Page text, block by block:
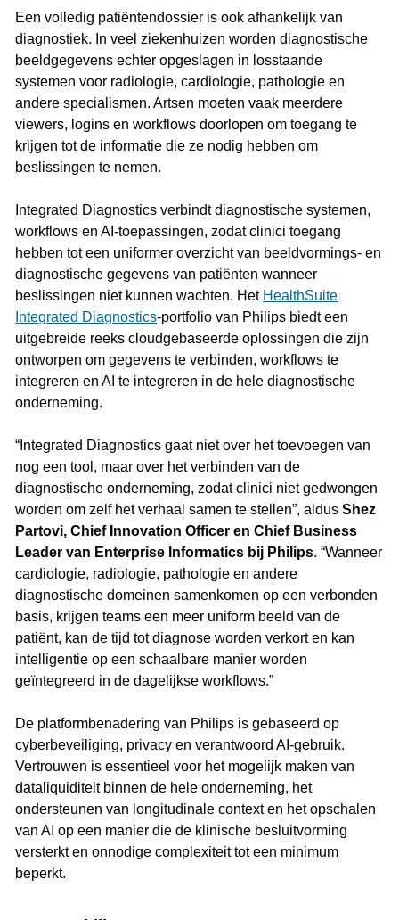
Een volledig patiëntendossier is ook afhankelijk van
diagnostiek. In veel ziekenhuizen worden diagnostische
beeldgegevens echter opgeslagen in losstaande
systemen voor radiologie, cardiologie, pathologie en
andere specialismen. Artsen moeten vaak meerdere
viewers, logins en workflows doorlopen om toegang te
krijgen tot de informatie die ze nodig hebben om
beslissingen te nemen.
Integrated Diagnostics verbindt diagnostische systemen,
workflows en AI-toepassingen, zodat clinici toegang
hebben tot een uniformer overzicht van beeldvormings- en
diagnostische gegevens van patiënten wanneer
beslissingen niet kunnen wachten. Het HealthSuite
Integrated Diagnostics-portfolio van Philips biedt een
uitgebreide reeks cloudgebaseerde oplossingen die zijn
ontworpen om gegevens te verbinden, workflows te
integreren en AI te integreren in de hele diagnostische
onderneming.
“Integrated Diagnostics gaat niet over het toevoegen van
nog een tool, maar over het verbinden van de
diagnostische onderneming, zodat clinici niet gedwongen
worden om zelf het verhaal samen te stellen”, aldusShez
Partovi, Chief Innovation Officer en Chief Business
Leader van Enterprise Informatics bij Philips. “Wanneer
cardiologie, radiologie, pathologie en andere
diagnostische domeinen samenkomen op een verbonden
basis, krijgen teams een meer uniform beeld van de
patiënt, kan de tijd tot diagnose worden verkort en kan
intelligentie op een schaalbare manier worden
geïntegreerd in de dagelijkse workflows.”
De platformbenadering van Philips is gebaseerd op
cyberbeveiliging, privacy en verantwoord AI-gebruik.
Vertrouwen is essentieel voor het mogelijk maken van
dataliquiditeit binnen de hele onderneming, het
ondersteunen van longitudinale context en het opschalen
van AI op een manier die de klinische besluitvorming
versterkt en onnodige complexiteit tot een minimum
beperkt.